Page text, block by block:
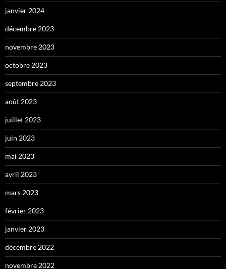
janvier 2024
décembre 2023
novembre 2023
octobre 2023
septembre 2023
août 2023
juillet 2023
juin 2023
mai 2023
avril 2023
mars 2023
février 2023
janvier 2023
décembre 2022
novembre 2022